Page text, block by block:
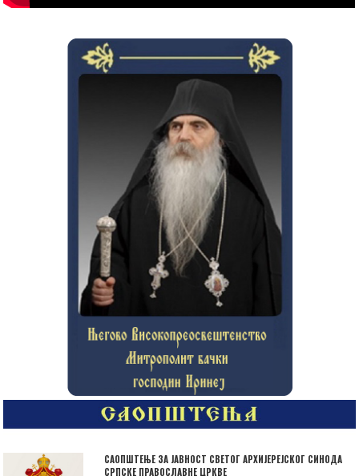
САОПШТЕЊЕ ЗА ЈАВНОСТ СВЕТОГ АРХИЈЕРЕЈСКОГ СИНОДА
СРПСКЕ ПРАВОСЛАВНЕ ЦРКВЕ